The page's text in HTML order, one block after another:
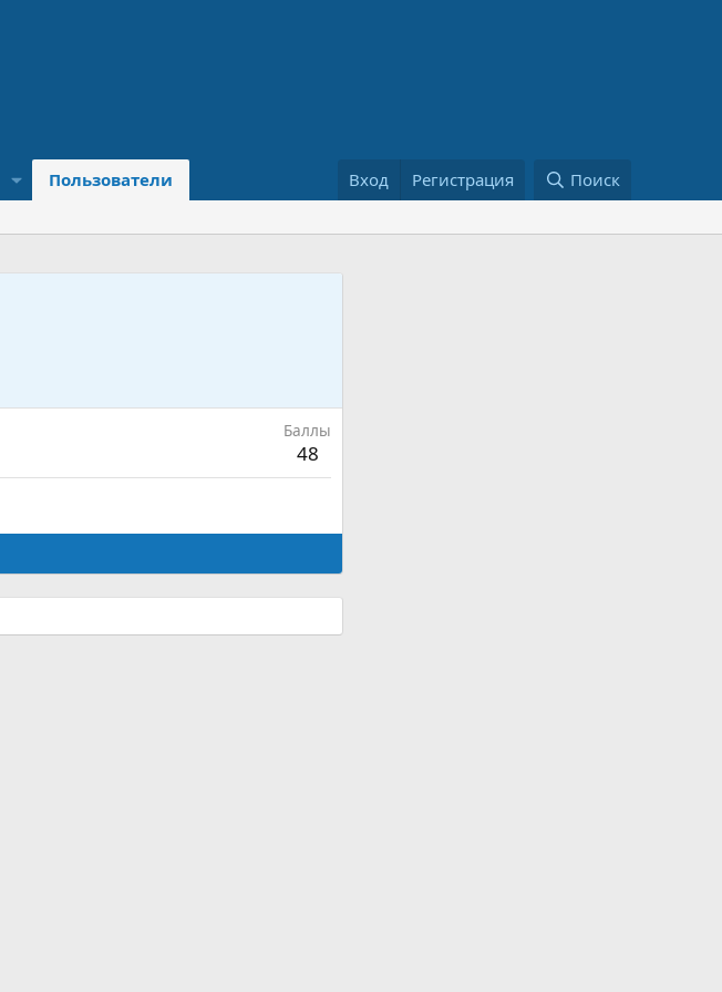
Пользователи Вход Регистрация Поиск
Баллы
48